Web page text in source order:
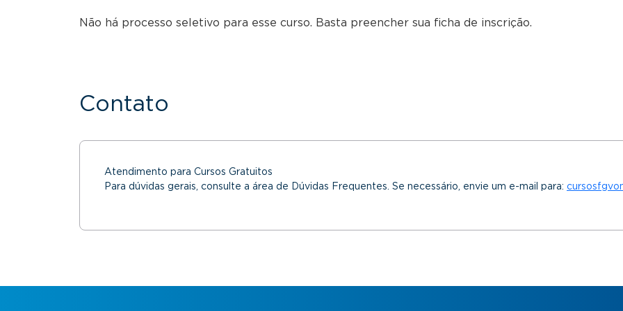
Não há processo seletivo para esse curso. Basta preencher sua ficha de inscrição.
Contato
Atendimento para Cursos Gratuitos
Para dúvidas gerais, consulte a área de Dúvidas Frequentes. Se necessário, envie um e-mail para: